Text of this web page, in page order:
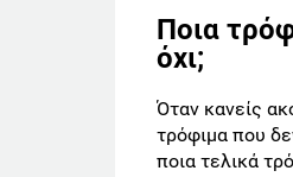
Ποια
όχι;
Όταν κανείς
τρόφιμα που
ποια τελικά